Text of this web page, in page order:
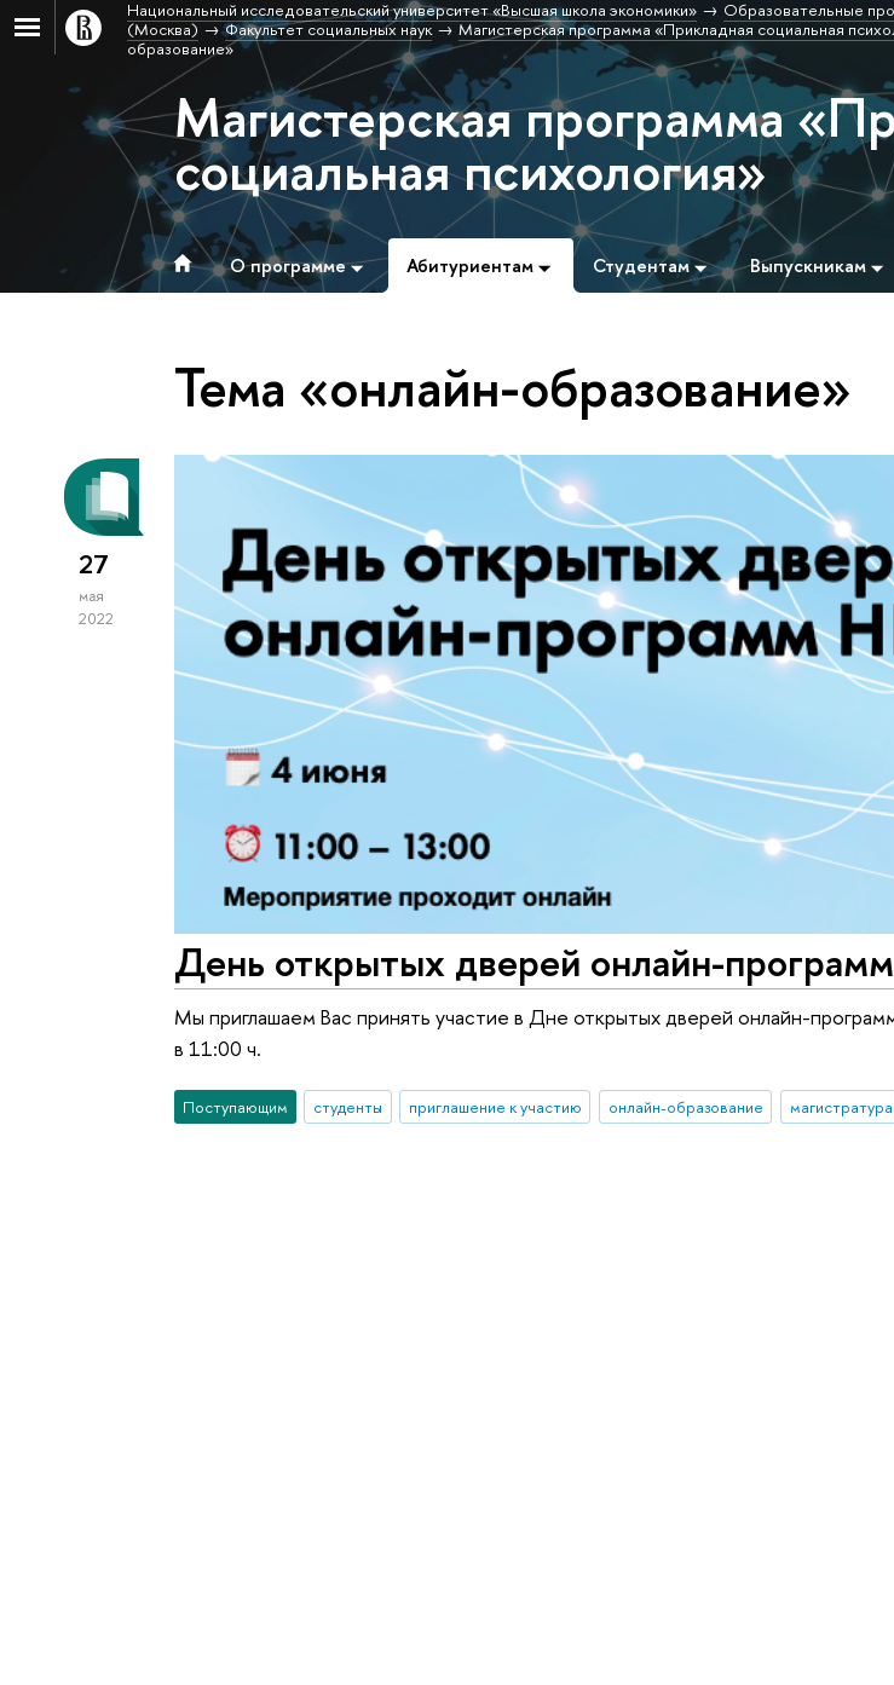
Национальный исследовательский университет «Высшая школа экономики»
Образовательные
(Москва)
Факультет социальных наук Магистерская программа «Прикладная социальная
образование»
Магистерская программа
социальная психология»
О программе Абитуриентам Студентам Выпускникам
Тема «онлайн-образование»
27
мая
2022
День открытых дверей онлайн-
Мы приглашаем Вас принять участие в Дне открытых дверей онлайн-
в 11:00 ч.
Поступающим студенты приглашение к участию онлайн-образование магистратура